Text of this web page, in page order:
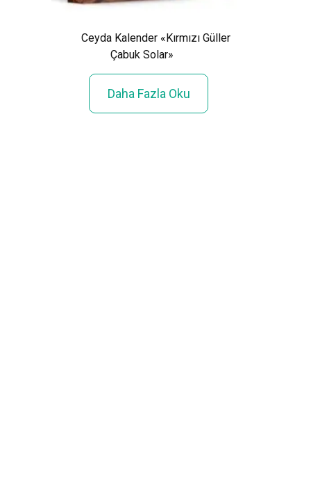
Ceyda Kalender «Kırmızı Güller
Çabuk Solar»
Daha Fazla Oku